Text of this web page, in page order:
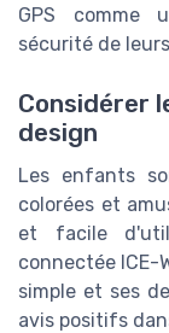
GPS comme
sécurité de
Considérer
design
Les enfants
colorées et
et facile
connectée
simple et ses
avis positifs